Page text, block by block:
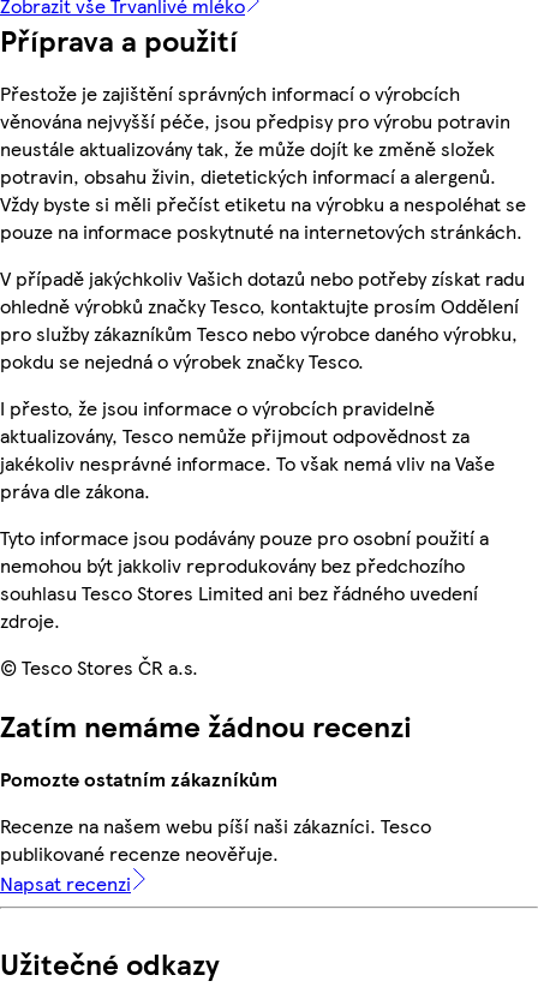
Příprava a použití
Přestože je zajištění správných informací o výrobcích
věnována nejvyšší péče, jsou předpisy pro výrobu potravin
neustále aktualizovány tak, že může dojít ke změně složek
potravin, obsahu živin, dietetických informací a alergenů.
Vždy byste si měli přečíst etiketu na výrobku a nespoléhat se
pouze na informace poskytnuté na internetových stránkách.
V případě jakýchkoliv Vašich dotazů nebo potřeby získat radu
ohledně výrobků značky Tesco, kontaktujte prosím Oddělení
pro služby zákazníkům Tesco nebo výrobce daného výrobku,
pokdu se nejedná o výrobek značky Tesco.
I přesto, že jsou informace o výrobcích pravidelně
aktualizovány, Tesco nemůže přijmout odpovědnost za
jakékoliv nesprávné informace. To však nemá vliv na Vaše
práva dle zákona.
Tyto informace jsou podávány pouze pro osobní použití a
nemohou být jakkoliv reprodukovány bez předchozího
souhlasu Tesco Stores Limited ani bez řádného uvedení
zdroje.
© Tesco Stores ČR a.s.
Zatím nemáme žádnou recenzi
Pomozte ostatním zákazníkům
Recenze na našem webu píší naši zákazníci. Tesco
publikované recenze neověřuje.
Napsat recenzi
Užitečné odkazy